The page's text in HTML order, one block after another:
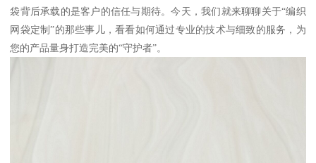
袋背后承载的是客户的信任与期待。今天，我们就来聊聊关于“编织
网袋定制”的那些事儿，看看如何通过专业的技术与细致的服务，为
您的产品量身打造完美的“守护者”。